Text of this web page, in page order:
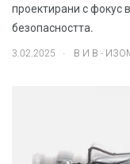
проектирани с фокус
безопасността.
3.02.2025 . В И В -